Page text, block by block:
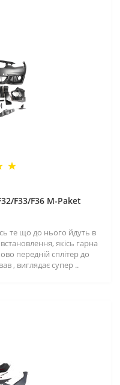
F33/F36 M-Paket
те що до нього йдуть в
якісь гарна
передній сплітер до
, виглядає супер ..